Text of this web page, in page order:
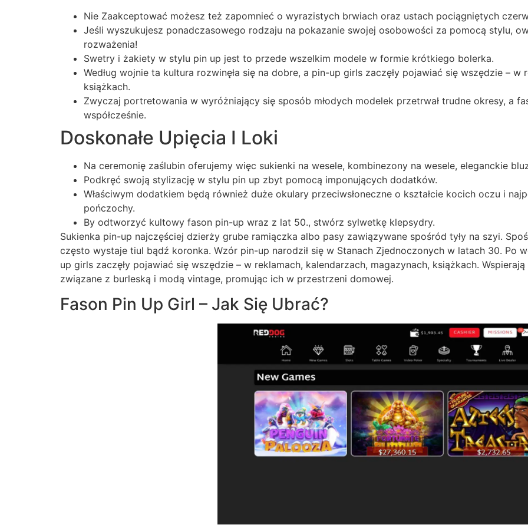
Nie Zaakceptować możesz też zapomnieć o wyrazistych brwiach oraz ustach pociągniętych
Jeśli wyszukujesz ponadczasowego rodzaju na pokazanie swojej osobowości za pomocą stylu,
rozważenia!
Swetry i żakiety w stylu pin up jest to przede wszelkim modele w formie krótkiego bolerka.
Według wojnie ta kultura rozwinęła się na dobre, a pin-up girls zaczęły pojawiać się wszędzie – w
książkach.
Zwyczaj portretowania w wyróżniający się sposób młodych modelek przetrwał trudne okresy, a
współcześnie.
Doskonałe Upięcia I Loki
Na ceremonię zaślubin oferujemy więc sukienki na wesele, kombinezony na wesele, eleganckie
Podkręć swoją stylizację w stylu pin up zbyt pomocą imponujących dodatków.
Właściwym dodatkiem będą również duże okulary przeciwsłoneczne o kształcie kocich oczu i
pończochy.
By odtworzyć kultowy fason pin-up wraz z lat 50., stwórz sylwetkę klepsydry.
Sukienka pin-up najczęściej dzierży grube ramiączka albo pasy zawiązywane spośród tyły na szyi.
często wystaje tiul bądź koronka. Wzór pin-up narodził się w Stanach Zjednoczonych w latach 30. Po
up girls zaczęły pojawiać się wszędzie – w reklamach, kalendarzach, magazynach, książkach.
związane z burleską i modą vintage, promując ich w przestrzeni domowej.
Fason Pin Up Girl – Jak Się Ubrać?